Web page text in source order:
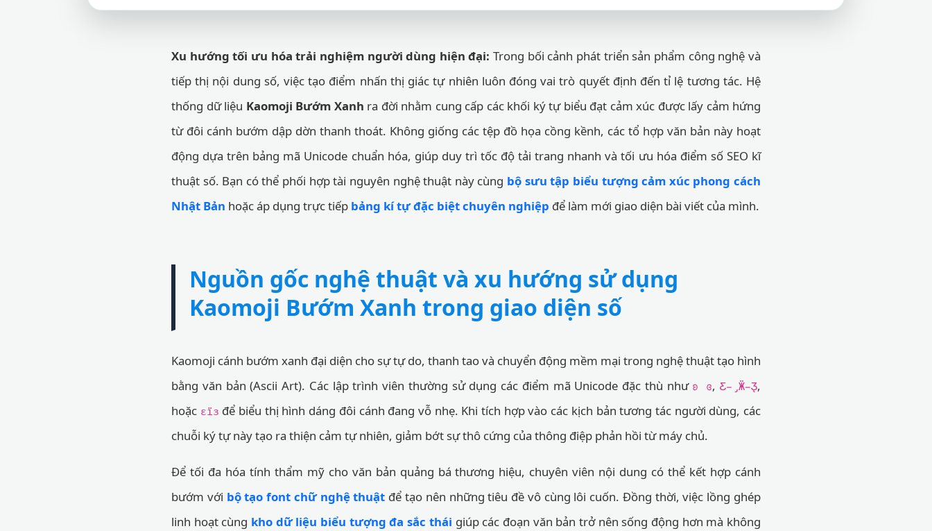
Xu hướng tối ưu hóa trải nghiệm người dùng hiện đại: Trong bối cảnh phát triển sản phẩm công nghệ và
tiếp thị nội dung số, việc tạo điểm nhấn thị giác tự nhiên luôn đóng vai trò quyết định đến tỉ lệ tương tác. Hệ
thống dữ liệu Kaomoji Bướm Xanh ra đời nhằm cung cấp các khối ký tự biểu đạt cảm xúc được lấy cảm hứng
từ đôi cánh bướm dập dờn thanh thoát. Không giống các tệp đồ họa cồng kềnh, các tổ hợp văn bản này hoạt
động dựa trên bảng mã Unicode chuẩn hóa, giúp duy trì tốc độ tải trang nhanh và tối ưu hóa điểm số SEO kĩ
thuật số. Bạn có thể phối hợp tài nguyên nghệ thuật này cùng bộ sưu tập biểu tượng cảm xúc phong cách
Nhật Bản hoặc áp dụng trực tiếp bảng kí tự đặc biệt chuyên nghiệp để làm mới giao diện bài viết của mình.
Nguồn gốc nghệ thuật và xu hướng sử dụng
Kaomoji Bướm Xanh trong giao diện số
Kaomoji cánh bướm xanh đại diện cho sự tự do, thanh tao và chuyển động mềm mại trong nghệ thuật tạo hình
bằng văn bản (Ascii Art). Các lập trình viên thường sử dụng các điểm mã Unicode đặc thù như ʚ ɞ,Ƹ̵̡Ӝ̵̨̄Ʒ,
hoặc εїз để biểu thị hình dáng đôi cánh đang vỗ nhẹ. Khi tích hợp vào các kịch bản tương tác người dùng, các
chuỗi ký tự này tạo ra thiện cảm tự nhiên, giảm bớt sự thô cứng của thông điệp phản hồi từ máy chủ.
Để tối đa hóa tính thẩm mỹ cho văn bản quảng bá thương hiệu, chuyên viên nội dung có thể kết hợp cánh
bướm với bộ tạo font chữ nghệ thuật để tạo nên những tiêu đề vô cùng lôi cuốn. Đồng thời, việc lồng ghép
linh hoạt cùng kho dữ liệu biểu tượng đa sắc thái giúp các đoạn văn bản trở nên sống động hơn mà không